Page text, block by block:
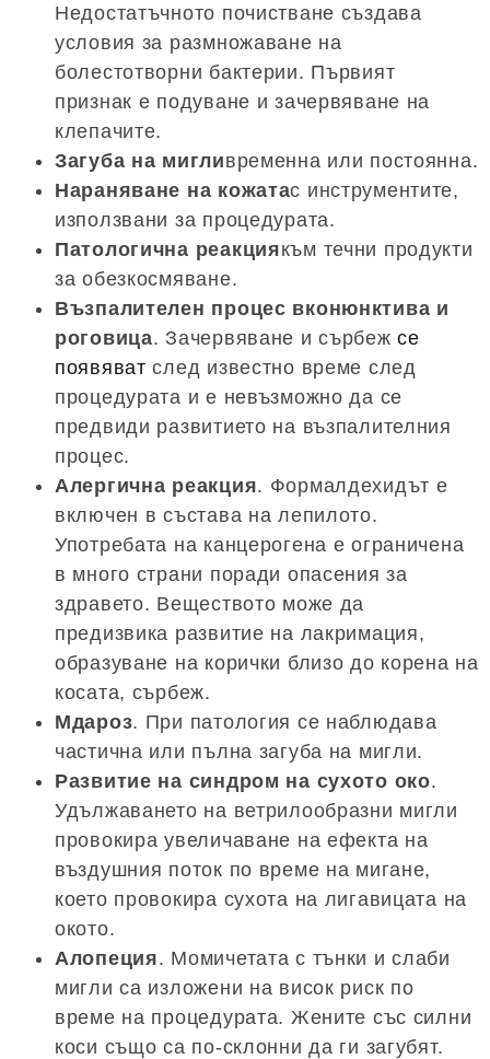
Недостатъчното почистване създава
условия за размножаване на
болестотворни бактерии. Първият
признак е подуване и зачервяване на
клепачите.
Загуба на мигливременна или постоянна.
Нараняване на кожатас инструментите,
използвани за процедурата.
Патологична реакциякъм течни продукти
за обезкосмяване.
Възпалителен процес вконюнктива и
роговица. Зачервяване и сърбежсе
появяват след известно време след
процедурата и е невъзможно да се
предвиди развитието на възпалителния
процес.
Алергична реакция. Формалдехидът е
включен в състава на лепилото.
Употребата на канцерогена е ограничена
в много страни поради опасения за
здравето. Веществото може да
предизвика развитие на лакримация,
образуване на корички близо до корена на
косата, сърбеж.
Мдароз. При патология се наблюдава
частична или пълна загуба на мигли.
Развитие на синдром на сухото око.
Удължаването на ветрилообразни мигли
провокира увеличаване на ефекта на
въздушния поток по време на мигане,
което провокира сухота на лигавицата на
окото.
Алопеция. Момичетата с тънки и слаби
мигли са изложени на висок риск по
време на процедурата. Жените със силни
коси също са по-склонни да ги загубят.